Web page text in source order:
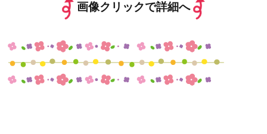
画像クリックで詳細へ